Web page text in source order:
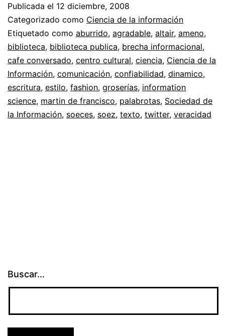
ciencia
//
Estilos
de
escritura
y
lectura
Publicada el 12 diciembre, 2008
Categorizado como Ciencia de la información
Etiquetado como aburrido, agradable, altair, ameno,
biblioteca, biblioteca publica, brecha informacional,
cafe conversado, centro cultural, ciencia, Ciencia de la
Información, comunicación, confiabilidad, dinamico,
escritura, estilo, fashion, groserías, information
science, martin de francisco, palabrotas, Sociedad de
la Información, soeces, soez, texto, twitter, veracidad
Buscar...